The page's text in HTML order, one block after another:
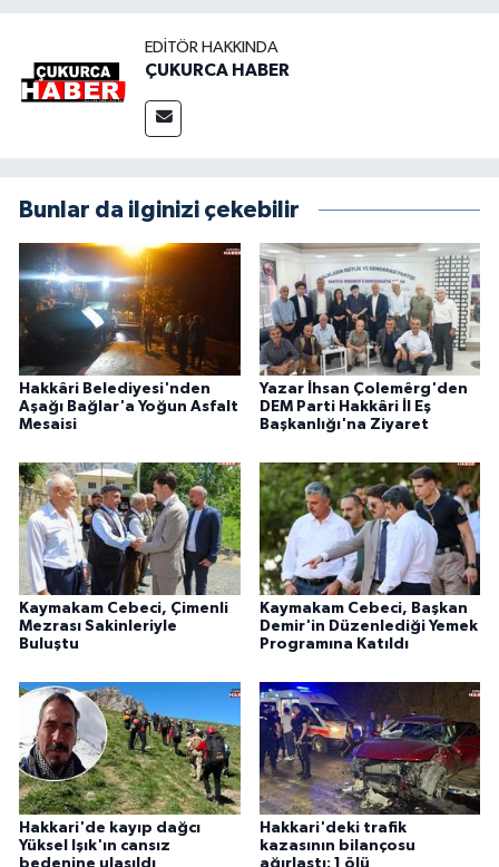
EDITÖR HAKKINDA
ÇUKURCA HABER
Bunlar da ilginizi çekebilir
Hakkâri Belediyesi'nden
Aşağı Bağlar'a Yoğun Asfalt
Mesaisi
Yazar İhsan Çolemêrg'den
DEM Parti Hakkâri İl Eş
Başkanlığı'na Ziyaret
Kaymakam Cebeci, Çimenli
Mezrası Sakinleriyle
Buluştu
Kaymakam Cebeci, Başkan
Demir'in Düzenlediği Yemek
Programına Katıldı
Hakkari'de kayıp dağcı
Yüksel Işık'ın cansız
bedenine ulaşıldı
Hakkari'deki trafik
kazasının bilançosu
ağırlaştı: 1 ölü